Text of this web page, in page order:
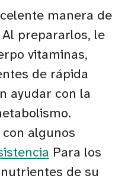
manera de
prepararlos, le
vitaminas,
de rápida
ayudar con la
algunos
Para los
de su